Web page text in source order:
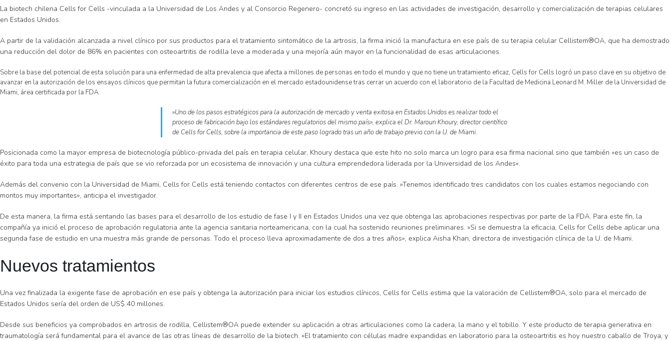
La biotech chilena Cells for Cells -vinculada a la Universidad de Los Andes y al Consorcio Regenero- concretó su ingreso en las actividades de investigación, desarrollo y comercialización de terapias celulares
en Estados Unidos.
A partir de la validación alcanzada a nivel clínico por sus productos para el tratamiento sintomático de la artrosis, la firma inició la manufactura en ese país de su terapia celular Cellistem®OA, que ha demostrado
una reducción del dolor de 86% en pacientes con osteoartritis de rodilla leve a moderada y una mejoría aún mayor en la funcionalidad de esas articulaciones.
Sobre la base del potencial de esta solución para una enfermedad de alta prevalencia que afecta a millones de personas en todo el mundo y que no tiene un tratamiento eficaz, Cells for Cells logró un paso clave en su objetivo de
avanzar en la autorización de los ensayos clínicos que permitan la futura comercialización en el mercado estadounidense tras cerrar un acuerdo con el laboratorio de la Facultad de Medicina Leonard M. Miller de la Universidad de
Miami, área certificada por la FDA.
»Uno de los pasos estratégicos para la autorización de mercado y venta exitosa en Estados Unidos es realizar todo el
proceso de fabricación bajo los estándares regulatorios del mismo país», explica el Dr. Maroun Khoury, director científico
de Cells for Cells, sobre la importancia de este paso logrado tras un año de trabajo previo con la U. de Miami.
Posicionada como la mayor empresa de biotecnología público-privada del país en terapia celular, Khoury destaca que este hito no solo marca un logro para esa firma nacional sino que también »es un caso de
éxito para toda una estrategia de país que se vio reforzada por un ecosistema de innovación y una cultura emprendedora liderada por la Universidad de los Andes».
Además del convenio con la Universidad de Miami, Cells for Cells está teniendo contactos con diferentes centros de ese país. »Tenemos identificado tres candidatos con los cuales estamos negociando con
montos muy importantes», anticipa el investigador.
De esta manera, la firma está sentando las bases para el desarrollo de los estudio de fase I y II en Estados Unidos una vez que obtenga las aprobaciones respectivas por parte de la FDA. Para este fin, la
compañía ya inició el proceso de aprobación regulatoria ante la agencia sanitaria norteamericana, con la cual ha sostenido reuniones preliminares. »Si se demuestra la eficacia, Cells for Cells debe aplicar una
segunda fase de estudio en una muestra más grande de personas. Todo el proceso lleva aproximadamente de dos a tres años», explica Aisha Khan, directora de investigación clínica de la U. de Miami.
Nuevos tratamientos
Una vez finalizada la exigente fase de aprobación en ese país y obtenga la autorización para iniciar los estudios clínicos, Cells for Cells estima que la valoración de Cellistem®OA, solo para el mercado de
Estados Unidos sería del orden de US$ 40 millones.
Desde sus beneficios ya comprobados en artrosis de rodilla, Cellistem®OA puede extender su aplicación a otras articulaciones como la cadera, la mano y el tobillo. Y este producto de terapia generativa en
traumatología será fundamental para el avance de las otras líneas de desarrollo de la biotech. »El tratamiento con células madre expandidas en laboratorio para la osteoartritis es hoy nuestro caballo de Troya, y